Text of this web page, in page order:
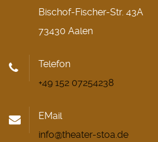
Bischof-Fischer-Str. 43A
73430 Aalen
Telefon
+49 152 07254238
EMail
info@theater-stoa.de